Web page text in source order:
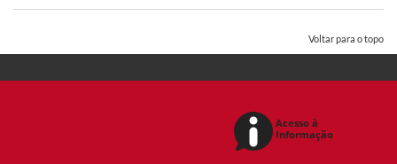
Voltar para o topo